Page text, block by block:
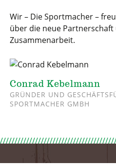
Wir – Die Sportmacher –
über die neue
Zusammenarbeit.
Conrad Kebelmann
GRÜNDER UND
SPORTMACHER GMBH